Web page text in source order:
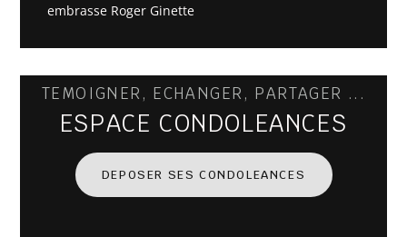
embrasse Roger Ginette
TEMOIGNER, ECHANGER, PARTAGER ...
ESPACE CONDOLEANCES
DEPOSER SES CONDOLEANCES